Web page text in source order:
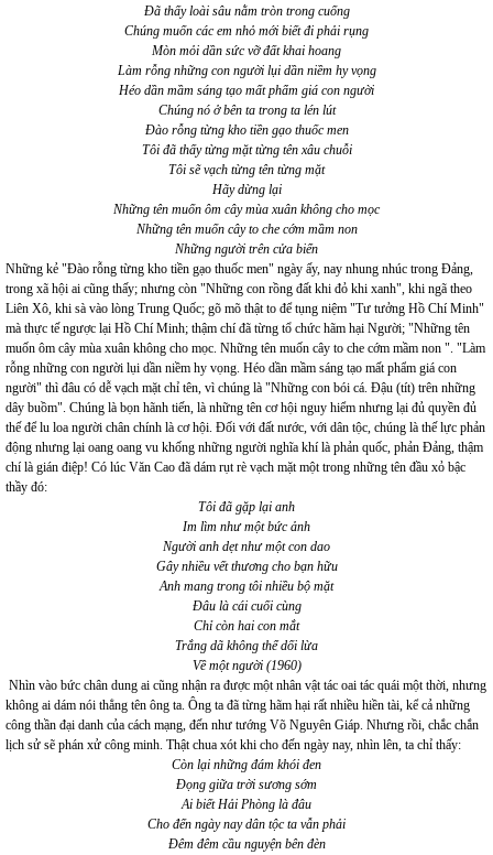
Đã thấy loài sâu nằm tròn trong cuống
Chúng muốn các em nhỏ mới biết đi phải rụng
Mòn mỏi dần sức vỡ đất khai hoang
Làm rỗng những con người lụi dần niềm hy vọng
Héo dần mầm sáng tạo mất phẩm giá con người
Chúng nó ở bên ta trong ta lén lút
Đào rỗng từng kho tiền gạo thuốc men
Tôi đã thấy từng mặt từng tên xâu chuỗi
Tôi sẽ vạch từng tên từng mặt
Hãy dừng lại
Những tên muốn ôm cây mùa xuân không cho mọc
Những tên muốn cây to che cớm mầm non
Những người trên cửa biển
Những kẻ "Đào rỗng từng kho tiền gạo thuốc men" ngày ấy, nay nhung nhúc trong Đảng,
trong xã hội ai cũng thấy; nhưng còn "Những con rồng đất khi đỏ khi xanh", khi ngã theo
Liên Xô, khi sà vào lòng Trung Quốc; gõ mõ thật to để tụng niệm "Tư tưởng Hồ Chí Minh"
mà thực tế ngược lại Hồ Chí Minh; thậm chí đã từng tổ chức hãm hại Người; "Những tên
muốn ôm cây mùa xuân không cho mọc. Những tên muốn cây to che cớm mầm non ". "Làm
rỗng những con người lụi dần niềm hy vọng. Héo dần mầm sáng tạo mất phẩm giá con
người" thì đâu có dễ vạch mặt chỉ tên, vì chúng là "Những con bói cá. Đậu (tít) trên những
dây buồm". Chúng là bọn hãnh tiến, là những tên cơ hội nguy hiểm nhưng lại đủ quyền đủ
thế để lu loa người chân chính là cơ hội. Đối với đất nước, với dân tộc, chúng là thế lực phản
động nhưng lại oang oang vu khống những người nghĩa khí là phản quốc, phản Đảng, thậm
chí là gián điệp! Có lúc Văn Cao đã dám rụt rè vạch mặt một trong những tên đầu xỏ bậc
thầy đó:
Tôi đã gặp lại anh
Im lìm như một bức ảnh
Người anh dẹt như một con dao
Gây nhiều vết thương cho bạn hữu
Anh mang trong tôi nhiều bộ mặt
Đâu là cái cuối cùng
Chỉ còn hai con mắt
Trắng dã không thể dối lừa
Về một người (1960)
Nhìn vào bức chân dung ai cũng nhận ra được một nhân vật tác oai tác quái một thời, nhưng
không ai dám nói thẳng tên ông ta. Ông ta đã từng hãm hại rất nhiều hiền tài, kể cả những
công thần đại danh của cách mạng, đến như tướng Võ Nguyên Giáp. Nhưng rồi, chắc chắn
lịch sử sẽ phán xử công minh. Thật chua xót khi cho đến ngày nay, nhìn lên, ta chỉ thấy:
Còn lại những đám khói đen
Đọng giữa trời sương sớm
Ai biết Hải Phòng là đâu
Cho đến ngày nay dân tộc ta vẫn phải
Đêm đêm cầu nguyện bên đèn